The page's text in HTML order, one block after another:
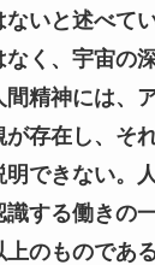
いと述べて
く、宇宙の
精神には、
存在し、そ
できない。
する働きの
のものであ